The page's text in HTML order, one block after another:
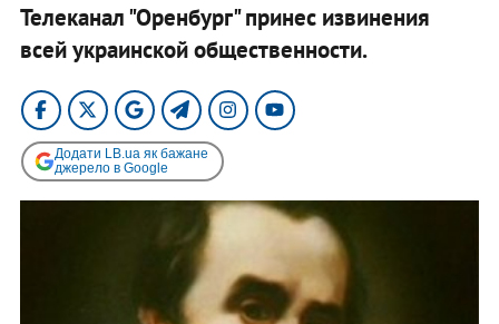
Телеканал "Оренбург" принес извинения
всей украинской общественности.
Додати LB.ua як бажане
джерело в Google